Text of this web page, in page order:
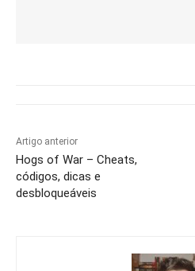
Artigo anterior
Hogs of War – Cheats,
códigos, dicas e
desbloqueáveis